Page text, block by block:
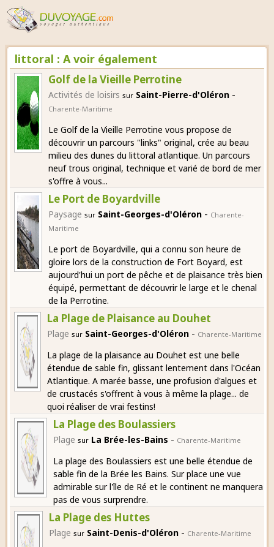
littoral : A voir également
Golf de la Vieille Perrotine
Activités de loisirs sur Saint-Pierre-d'Oléron -
Charente-Maritime
Le Golf de la Vieille Perrotine vous propose de
découvrir un parcours "links" original, crée au beau
milieu des dunes du littoral atlantique. Un parcours
neuf trous original, technique et varié de bord de mer
s'offre à vous...
Le Port de Boyardville
Paysage sur Saint-Georges-d'Oléron - Charente-
Maritime
Le port de Boyardville, qui a connu son heure de
gloire lors de la construction de Fort Boyard, est
aujourd'hui un port de pêche et de plaisance très bien
équipé, permettant de découvrir le large et le chenal
de la Perrotine.
La Plage de Plaisance au Douhet
Plage sur Saint-Georges-d'Oléron - Charente-Maritime
La plage de la plaisance au Douhet est une belle
étendue de sable fin, glissant lentement dans l'Océan
Atlantique. A marée basse, une profusion d'algues et
de crustacés s'offrent à vous à même la plage... de
quoi réaliser de vrai festins!
La Plage des Boulassiers
Plage sur La Brée-les-Bains - Charente-Maritime
La plage des Boulassiers est une belle étendue de
sable fin de la Brée les Bains. Sur place une vue
admirable sur l'île de Ré et le continent ne manquera
pas de vous surprendre.
La Plage des Huttes
Plage sur Saint-Denis-d'Oléron - Charente-Maritime